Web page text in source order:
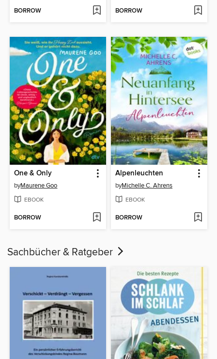
BORROW BORROW
One & Only
byMaurene Goo
EBOOK
BORROW
Alpenleuchten
byMichelle C. Ahrens
EBOOK
BORROW
Sachbücher & Ratgeber